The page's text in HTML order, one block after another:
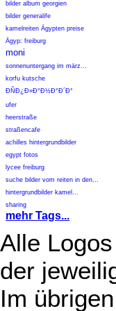
bilder album georgien
bilder generalife
kamelreiten Ägypten preise
Ägyp: freiburg
moni
sonnenuntergang im märz...
korfu kutsche
Ð­ÑÐ¿Ð»Ð°Ð½Ð°Ð´Ð°
ufer
heerstraße
straßencafe
achilles hintergrundbilder
egypt fotos
lycee freiburg
suche bilder vom reiten in den...
hintergrundbilder kamel...
sharing
mehr Tags...
Alle
der
Im